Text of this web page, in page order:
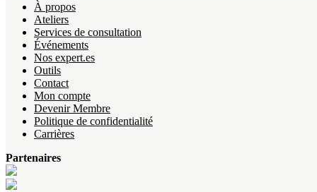
À propos
Ateliers
Services de consultation
Événements
Nos expert.es
Outils
Contact
Mon compte
Devenir Membre
Politique de confidentialité
Carrières
Partenaires